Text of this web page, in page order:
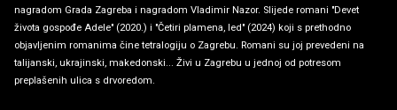
nagradom Grada Zagreba i nagradom Vladimir Nazor. Slijede romani "Devet
života gospođe Adele" (2020.) i "Četiri plamena, led" (2024) koji s prethodno
objavljenim romanima čine tetralogiju o Zagrebu. Romani su joj prevedeni na
talijanski, ukrajinski, makedonski... Živi u Zagrebu u jednoj od potresom
preplašenih ulica s drvoredom.